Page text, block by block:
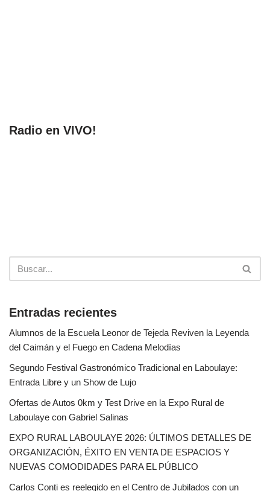
Radio en VIVO!
Entradas recientes
Alumnos de la Escuela Leonor de Tejeda Reviven la Leyenda
del Caimán y el Fuego en Cadena Melodías
Segundo Festival Gastronómico Tradicional en Laboulaye:
Entrada Libre y un Show de Lujo
Ofertas de Autos 0km y Test Drive en la Expo Rural de
Laboulaye con Gabriel Salinas
EXPO RURAL LABOULAYE 2026: ÚLTIMOS DETALLES DE
ORGANIZACIÓN, ÉXITO EN VENTA DE ESPACIOS Y
NUEVAS COMODIDADES PARA EL PÚBLICO
Carlos Conti es reelegido en el Centro de Jubilados con un